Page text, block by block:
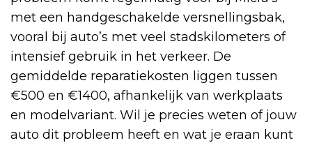
met een handgeschakelde versnellingsbak,
vooral bij auto’s met veel stadskilometers of
intensief gebruik in het verkeer. De
gemiddelde reparatiekosten liggen tussen
€500 en €1400, afhankelijk van werkplaats
en modelvariant. Wil je precies weten of jouw
auto dit probleem heeft en wat je eraan kunt